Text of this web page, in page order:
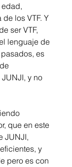
los VTF. Y
ser VTF,
lenguaje de
es
y no
que en este
JUNJI,
y
pero es con